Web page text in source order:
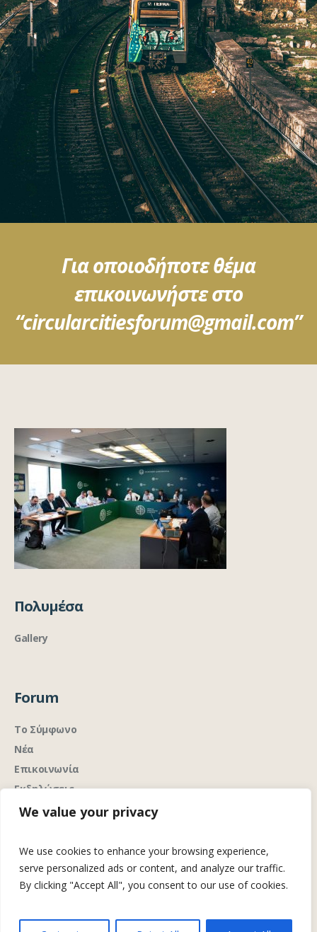
We value your privacy
We use cookies to enhance your browsing experience,
serve personalized ads or content, and analyze our traffic.
By clicking "Accept All", you consent to our use of cookies.
Για οποιοδήποτε θέμα
επικοινωνήστε στο
“circularcitiesforum@gmail.com”
Πολυμέσα
Gallery
Forum
Το Σύμφωνο
Νέα
Επικοινωνία
Εκδηλώσεις
Ανάπτυξη &Analytics με σεβασμό στην ιδιωτικότητα